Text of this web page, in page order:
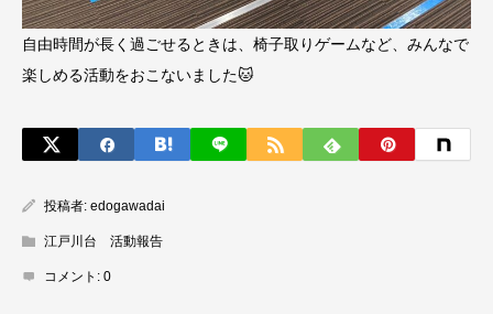
自由時間が長く過ごせるときは、椅子取りゲームなど、みんなで
楽しめる活動をおこないました🐱
投稿者: edogawadai
江戸川台 活動報告
コメント: 0